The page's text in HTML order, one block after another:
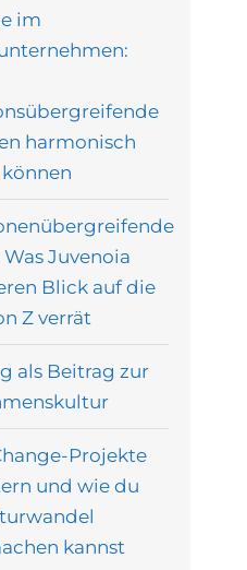
im
harmonisch
Juvenoia
Blick auf die
Z verrät
als Beitrag zur
Projekte
und wie du
kannst